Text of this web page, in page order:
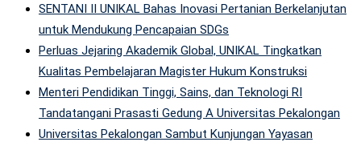
SENTANI II UNIKAL Bahas Inovasi Pertanian Berkelanjutan
untuk Mendukung Pencapaian SDGs
Perluas Jejaring Akademik Global, UNIKAL Tingkatkan
Kualitas Pembelajaran Magister Hukum Konstruksi
Menteri Pendidikan Tinggi, Sains, dan Teknologi RI
Tandatangani Prasasti Gedung A Universitas Pekalongan
Universitas Pekalongan Sambut Kunjungan Yayasan